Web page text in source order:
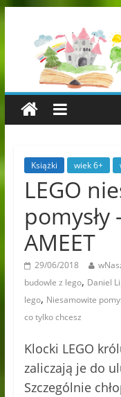
Książki wiek 6+
LEGO
AMEET
29/06/2018
budowle z lego, Daniel
lego, Niesamowite
co tylko chcesz
Klocki LEGO
zaliczają je do
Szczególnie